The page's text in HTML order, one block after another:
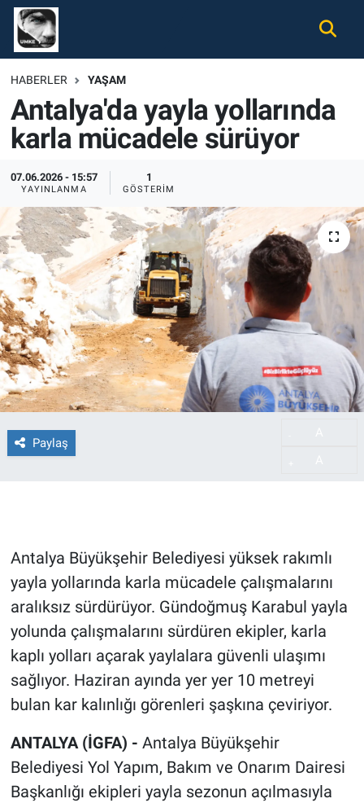
HABERLER YAŞAM
Antalya'da yayla yollarında
karla mücadele sürüyor
07.06.2026 - 15:57
YAYINLANMA
1
GÖSTERIM
Paylaş
Antalya Büyükşehir Belediyesi yüksek rakımlı
yayla yollarında karla mücadele çalışmalarını
aralıksız sürdürüyor. Gündoğmuş Karabul yayla
yolunda çalışmalarını sürdüren ekipler, karla
kaplı yolları açarak yaylalara güvenli ulaşımı
sağlıyor. Haziran ayında yer yer 10 metreyi
bulan kar kalınlığı görenleri şaşkına çeviriyor.
ANTALYA (İGFA) - Antalya Büyükşehir
Belediyesi Yol Yapım, Bakım ve Onarım Dairesi
Başkanlığı ekipleri yayla sezonun açılmasıyla
Gündem
Ekonomi
Spor
Magazin
Tüm Haberler
İletişim
Künye
Nöbetçi Eczaneler
Hava Durumu
Namaz Vakitleri
Trafik Durumu
Süper Lig Puan Durumu ve Fikstür
Tüm Manşetler
Son Dakika Haberleri
Haber Arşivi